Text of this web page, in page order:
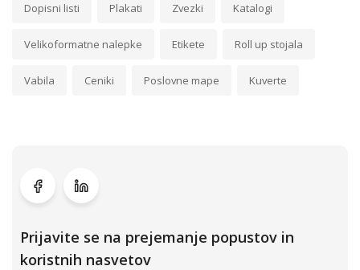
Dopisni listi Plakati Zvezki Katalogi
Velikoformatne nalepke Etikete Roll up stojala
Vabila Ceniki Poslovne mape Kuverte
Prijavite se na prejemanje popustov in
koristnih nasvetov